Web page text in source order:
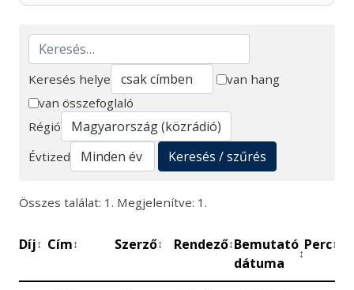
Keresés
Keresés helye
van hang
van összefoglaló
Régió
Évtized
Keresés / szűrés
Összes találat: 1. Megjelenítve: 1.
Díj↕ Cím↕ Szerző↕ Rendező↕Bemutató
dátuma
↕
Perc↕